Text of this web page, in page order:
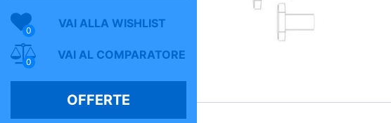
VAI ALLA WISHLIST
0
VAI AL COMPARATORE
0
OFFERTE